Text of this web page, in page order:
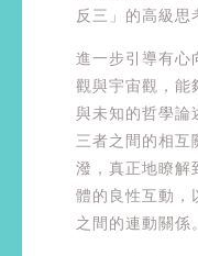
反三」的高級思
進一步引導有心
觀與宇宙觀，能
與未知的哲學論
三者之間的相互
潑，真正地瞭解
體的良性互動，
之間的連動關係。